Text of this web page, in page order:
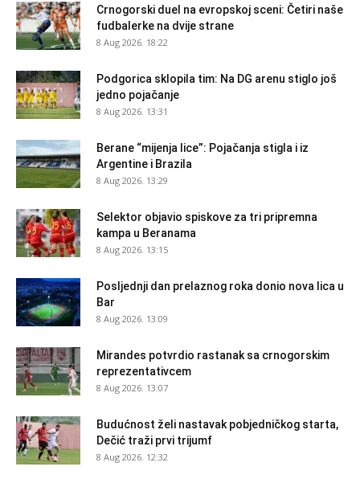
Crnogorski duel na evropskoj sceni: Četiri naše
fudbalerke na dvije strane
8 Aug 2026. 18:22
Podgorica sklopila tim: Na DG arenu stiglo još
jedno pojačanje
8 Aug 2026. 13:31
Berane “mijenja lice”: Pojačanja stigla i iz
Argentine i Brazila
8 Aug 2026. 13:29
Selektor objavio spiskove za tri pripremna
kampa u Beranama
8 Aug 2026. 13:15
Posljednji dan prelaznog roka donio nova lica u
Bar
8 Aug 2026. 13:09
Mirandes potvrdio rastanak sa crnogorskim
reprezentativcem
8 Aug 2026. 13:07
Budućnost želi nastavak pobjedničkog starta,
Dečić traži prvi trijumf
8 Aug 2026. 12:32